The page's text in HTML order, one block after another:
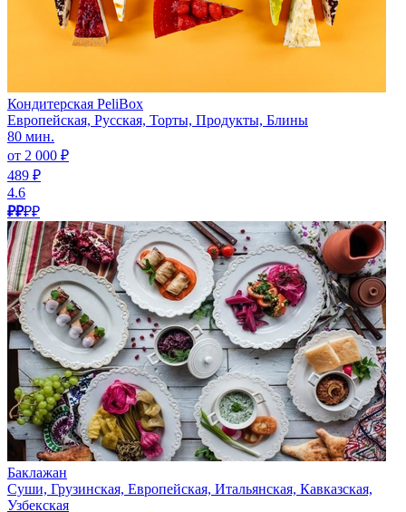
Кондитерская PeliBox
Европейская, Русская, Торты, Продукты, Блины
80 мин.
от 2 000 ₽
489 ₽
4.6
₽₽₽₽
Баклажан
Суши, Грузинская, Европейская, Итальянская, Кавказская,
Узбекская